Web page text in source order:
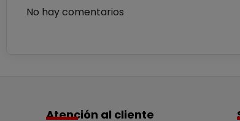
No hay comentarios
Atención al cliente